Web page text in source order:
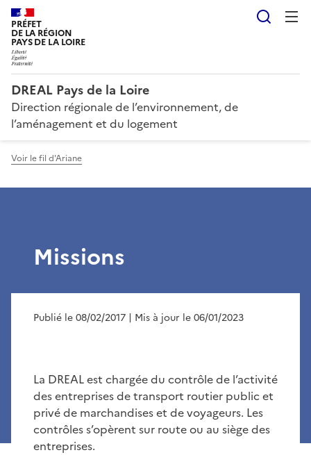
PRÉFET
DE LA RÉGION
PAYS DE LA LOIRE
DREAL Pays de la Loire
Direction régionale de l’environnement, de
l’aménagement et du logement
Voir le fil d'Ariane
Missions
Publié le 08/02/2017 | Mis à jour le 06/01/2023
La DREAL est chargée du contrôle de l’activité
des entreprises de transport routier public et
privé de marchandises et de voyageurs. Les
contrôles s’opèrent sur route ou au siège des
entreprises.